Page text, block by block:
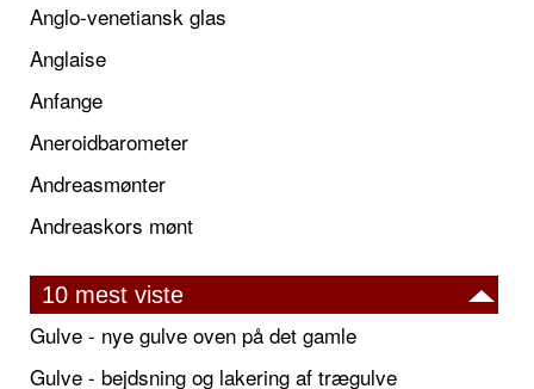
Anglo-venetiansk glas
Anglaise
Anfange
Aneroidbarometer
Andreasmønter
Andreaskors mønt
10 mest viste
Gulve - nye gulve oven på det gamle
Gulve - bejdsning og lakering af trægulve